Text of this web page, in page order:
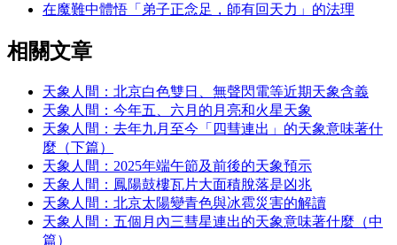
在魔難中體悟「弟子正念足，師有回天力」的法理
相關文章
天象人間：北京白色雙日、無聲閃電等近期天象含義
天象人間：今年五、六月的月亮和火星天象
天象人間：去年九月至今「四彗連出」的天象意味著什
麼（下篇）
天象人間：2025年端午節及前後的天象預示
天象人間：鳳陽鼓樓瓦片大面積脫落是凶兆
天象人間：北京太陽變青色與冰雹災害的解讀
天象人間：五個月內三彗星連出的天象意味著什麼（中
篇）